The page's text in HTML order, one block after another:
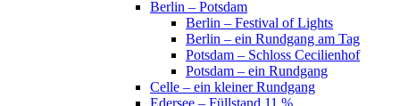
Berlin – Potsdam
Berlin – Festival of Lights
Berlin – ein Rundgang am Tag
Potsdam – Schloss Cecilienhof
Potsdam – ein Rundgang
Celle – ein kleiner Rundgang
Edersee – Füllstand 11 %